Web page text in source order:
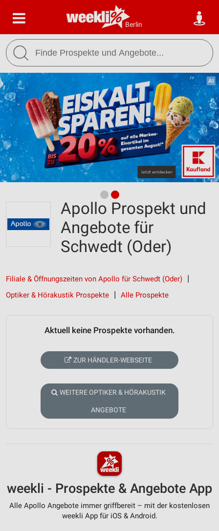
Berlin
Apollo Prospekt und
Angebote für
Schwedt (Oder)
Filiale & Öffnungszeiten von Apollo für Schwedt (Oder)
Optiker & Hörakustik Prospekte
Alle Prospekte
Aktuell keine Prospekte vorhanden.
ZUR HÄNDLER-WEBSEITE
WEITERE OPTIKER & HÖRAKUSTIK
ANGEBOTE
weekli - Prospekte & Angebote App
Alle Apollo Angebote immer griffbereit – mit der kostenlosen
weekli App für iOS & Android.